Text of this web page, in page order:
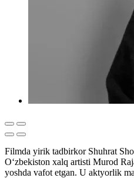
Filmda yirik tadbirkor Shuhrat
O‘zbekiston xalq artisti Murod
yoshda vafot etgan. U aktyorlik